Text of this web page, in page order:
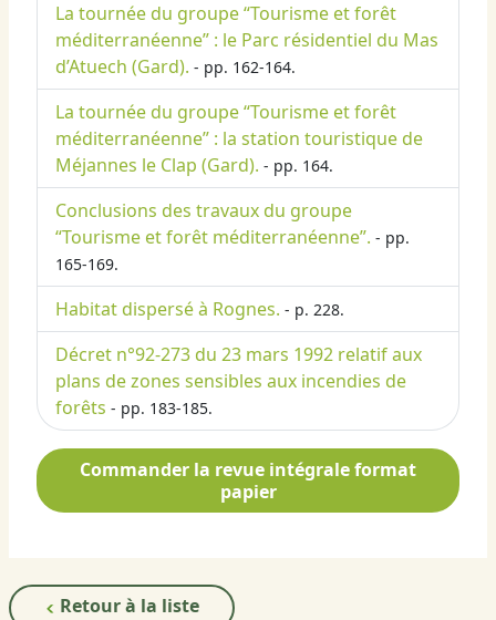
La tournée du groupe “Tourisme et forêt
méditerranéenne” : le Parc résidentiel du Mas
d’Atuech (Gard). - pp. 162-164.
La tournée du groupe “Tourisme et forêt
méditerranéenne” : la station touristique de
Méjannes le Clap (Gard). - pp. 164.
Conclusions des travaux du groupe
“Tourisme et forêt méditerranéenne”. - pp.
165-169.
Habitat dispersé à Rognes. - p. 228.
Décret n°92-273 du 23 mars 1992 relatif aux
plans de zones sensibles aux incendies de
forêts - pp. 183-185.
Commander la revue intégrale format
papier
Retour à la liste